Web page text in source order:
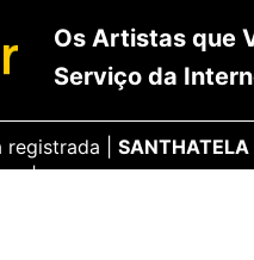
Os Artistas que
Serviço da
registrada | SANTHATELA
| Rua Tiradentes, 618,